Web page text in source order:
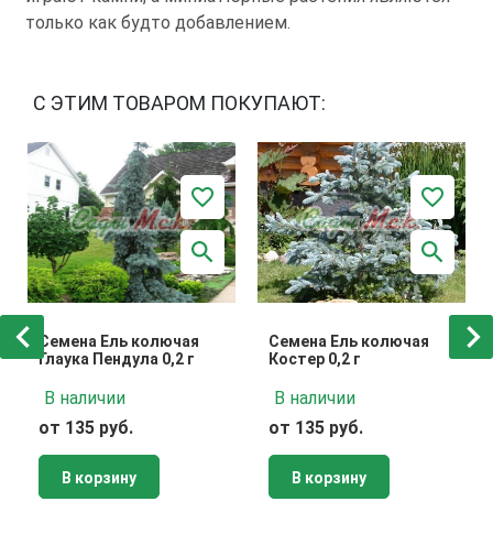
только как будто добавлением.
С ЭТИМ ТОВАРОМ ПОКУПАЮТ:
Семена Ель колючая
Глаука Пендула 0,2 г
В наличии
от 135 руб.
В корзину
Семена Ель колючая
Костер 0,2 г
В наличии
от 135 руб.
В корзину